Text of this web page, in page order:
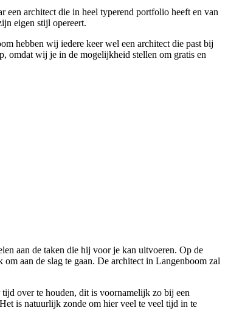
een architect die in heel typerend portfolio heeft en van
eigen stijl opereert.
hebben wij iedere keer wel een architect die past bij
omdat wij je in de mogelijkheid stellen om gratis en
aan de taken die hij voor je kan uitvoeren. Op de
aan de slag te gaan. De architect in Langenboom zal
over te houden, dit is voornamelijk zo bij een
is natuurlijk zonde om hier veel te veel tijd in te